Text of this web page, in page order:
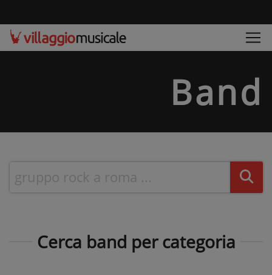
Band
Cerca band per categoria